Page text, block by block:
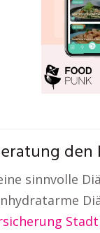
sinnvolle